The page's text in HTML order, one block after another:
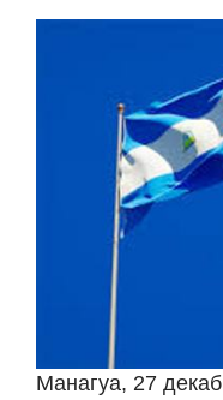
Манагуа, 27